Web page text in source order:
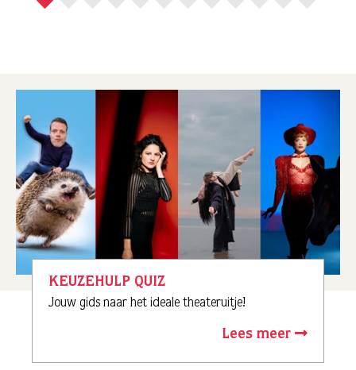
KEUZEHULP QUIZ
Jouw gids naar het ideale theateruitje!
Lees meer